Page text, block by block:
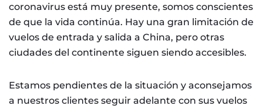
coronavirus está muy presente, somos conscientes
de que la vida continúa. Hay una gran limitación de
vuelos de entrada y salida a China, pero otras
ciudades del continente siguen siendo accesibles.
Estamos pendientes de la situación y aconsejamos
a nuestros clientes seguir adelante con sus vuelos